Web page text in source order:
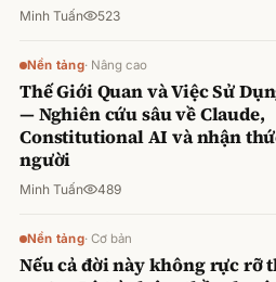
Minh Tuấn 523
Nền tảng· Nâng cao
Thế Giới Quan và Việc Sử
— Nghiên cứu sâu về Claude,
Constitutional AI và nhận
người
Minh Tuấn 489
Nền tảng· Cơ bản
Nếu cả đời này không rực rỡ